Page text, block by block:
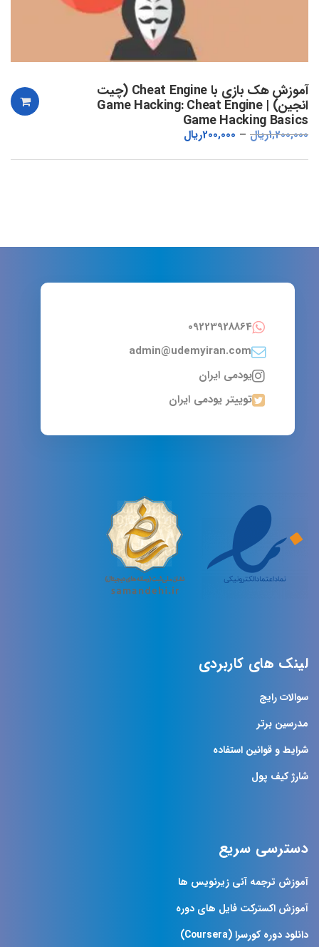
آموزش هک بازی با Cheat Engine (چیت
انجین) | Game Hacking: Cheat Engine
Game Hacking Basics
1,200,000ریال 200,000ریال
09223928864
admin@udemyiran.com
یودمی ایران
توییتر یودمی ایران
لینک های کاربردی
سوالات رایج
مدرسین برتر
شرایط و قوانین استفاده
شارژ کیف پول
دسترسی سریع
آموزش ترجمه آنی زیرنویس ها
آموزش اکسترکت فایل های دوره
دانلود دوره کورسرا (Coursera)